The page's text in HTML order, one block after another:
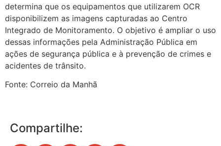
determina que os equipamentos que utilizarem OCR
disponibilizem as imagens capturadas ao Centro
Integrado de Monitoramento. O objetivo é ampliar o uso
dessas informações pela Administração Pública em
ações de segurança pública e à prevenção de crimes e
acidentes de trânsito.
Fonte: Correio da Manhã
Compartilhe: